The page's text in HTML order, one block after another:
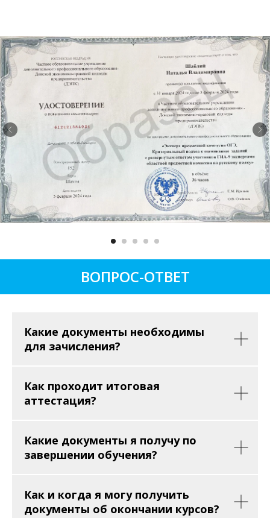
ВОПРОС-ОТВЕТ
Какие документы необходимы
для зачисления?
Как проходит итоговая
аттестация?
Какие документы я получу по
завершении обучения?
Как и когда я могу получить
документы об окончании курсов?